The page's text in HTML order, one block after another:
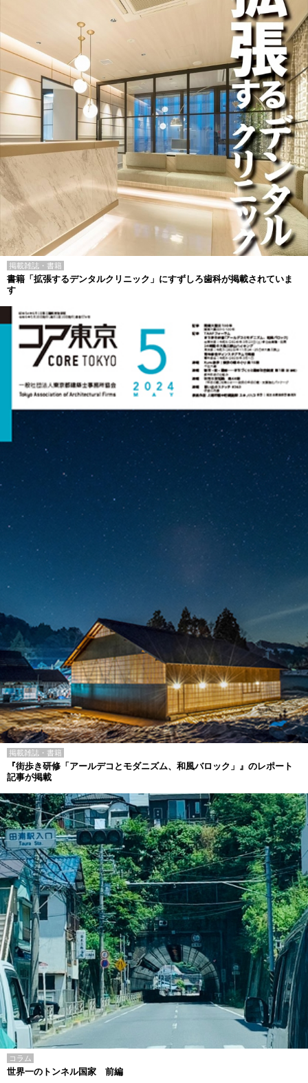
掲載雑誌・書籍
書籍「拡張するデンタルクリニック」にすずしろ歯科が掲載されていま
す
掲載雑誌・書籍
『街歩き研修「アールデコとモダニズム、和風バロック」』のレポート
記事が掲載
コラム
世界一のトンネル国家 前編